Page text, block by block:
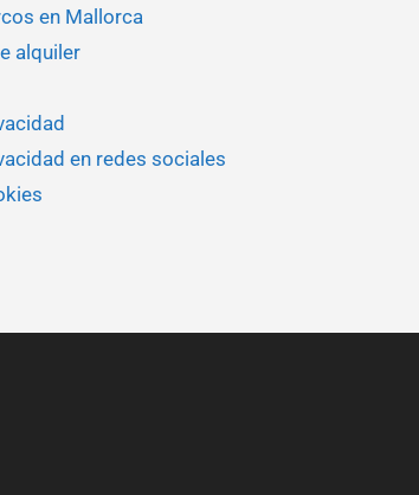
en Mallorca
alquiler
en redes sociales